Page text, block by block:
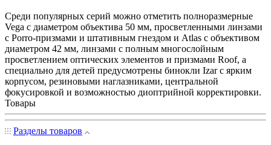
Среди популярных серий можно отметить полноразмерные
Vega с диаметром объектива 50 мм, просветленными линзами
с Porro-призмами и штативным гнездом и Atlas с объективом
диаметром 42 мм, линзами с полным многослойным
просветлением оптических элементов и призмами Roof, а
специально для детей предусмотрены бинокли Izar с ярким
корпусом, резиновыми наглазниками, центральной
фокусировкой и возможностью диоптрийной корректировки.
Товары
Разделы товаров